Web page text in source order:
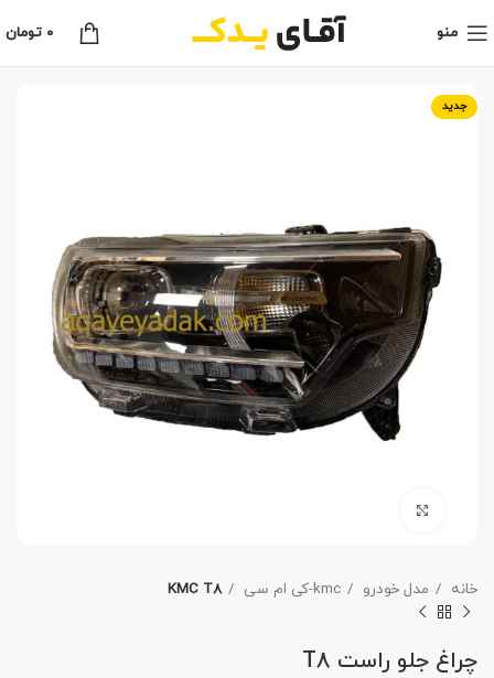
منو 0 تومان
جدید
خانه مدل خودرو kmc-کی ام سی KMC T8
چراغ جلو راست T8